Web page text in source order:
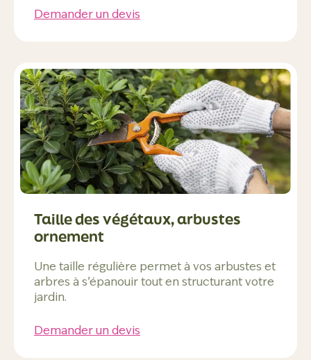
Demander un devis
Taille des végétaux, arbustes
ornement
Une taille régulière permet à vos arbustes et
arbres à s’épanouir tout en structurant votre
jardin.
Demander un devis